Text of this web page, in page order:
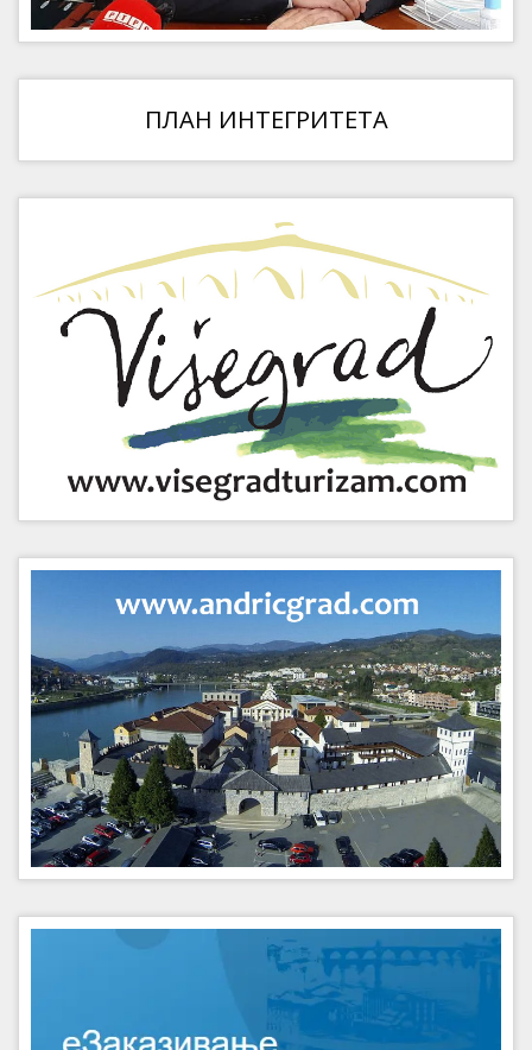
ПЛАН ИНТЕГРИТЕТА